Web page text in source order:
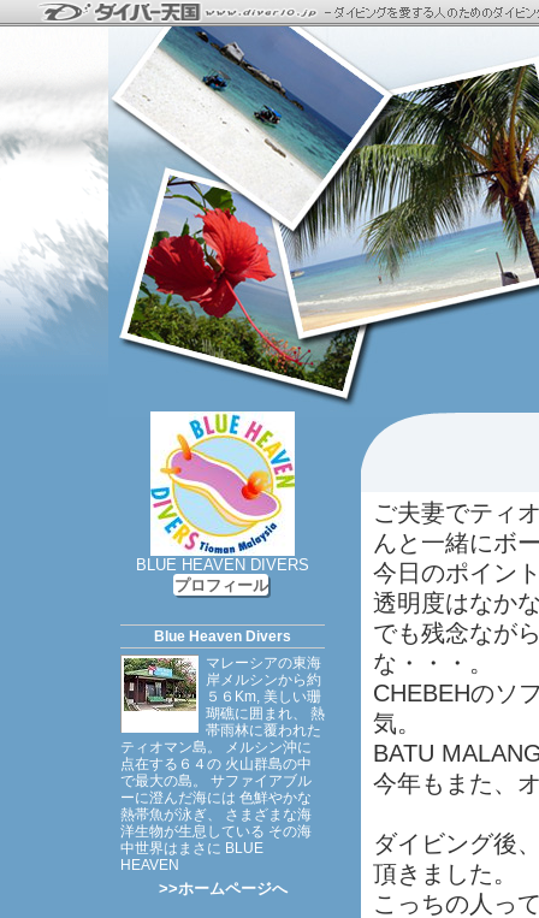
ご夫妻でティ
んと一緒にボ
今日のポイン
透明度はなか
でも残念なが
な・・・。
CHEBEHのソ
気。
BATU
今年もまた、
ダイビング後
頂きました。
こっちの人っ
BLUE HEAVEN DIVERS
プロフィール
Blue Heaven Divers
マレーシアの東海
岸メルシンから約
５６Km, 美しい珊
瑚礁に囲まれ、 熱
帯雨林に覆われた
ティオマン島。 メルシン沖に
点在する６４の 火山群島の中
で最大の島。 サファイアブル
ーに澄んだ海には 色鮮やかな
熱帯魚が泳ぎ、 さまざまな海
洋生物が生息している その海
中世界はまさに BLUE
HEAVEN
>>ホームページへ